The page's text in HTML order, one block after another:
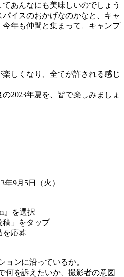
あんなにも美味しいのでしょう
イスのおかげなのかなと、キャ
年も仲間と集まって、キャンプ
しくなり、全てが許される感じ
2023年夏を、皆で楽しみましょ
年9月5日（火）
』を選択
稿」をタップ
を応募
ョンに沿っているか。
何を訴えたいか、撮影者の意図